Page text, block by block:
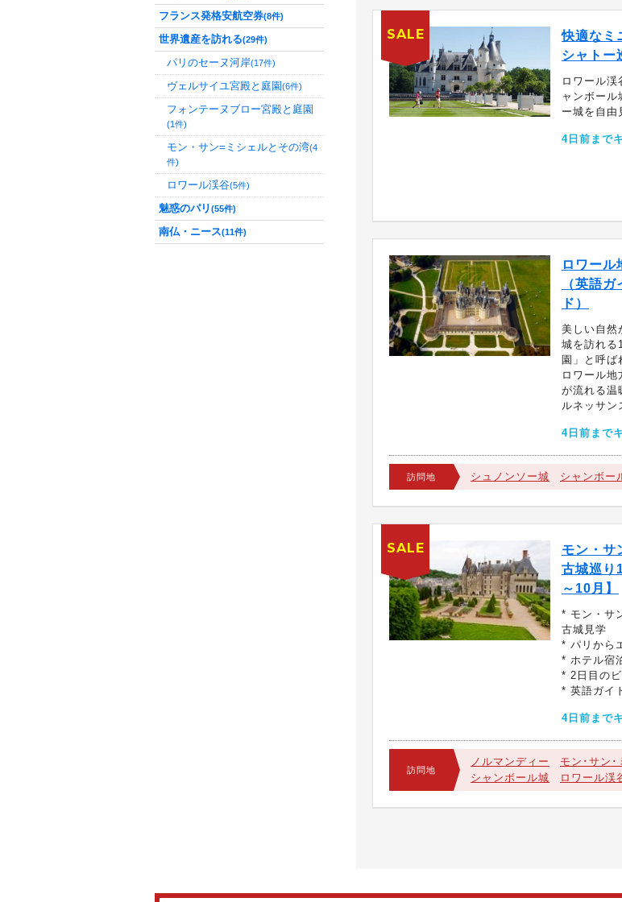
快適なミ
シャトー
ロワール渓
ャンボール
ー城を自由
4日前まで
SALE
ロワール
（英語
ド）
美しい自然
城を訪れる
園」と呼ば
ロワール地
が流れる温
ルネッサン
4日前まで
訪問地 シュノンソー城 シャンボー
モン・サ
古城巡り
～10月】
* モン・サ
古城見学
* パリから
* ホテル宿
* 2日目の
* 英語ガイ
4日前まで
訪問地
ノルマンディー モン･サン･
シャンボール城
ロワール渓
SALE
フランス発格安航空券(8件)
世界遺産を訪れる(29件)
パリのセーヌ河岸(17件)
ヴェルサイユ宮殿と庭園(6件)
フォンテーヌブロー宮殿と庭園
(1件)
モン・サン=ミシェルとその湾(4
件)
ロワール渓谷(5件)
魅惑のパリ(55件)
南仏・ニース(11件)